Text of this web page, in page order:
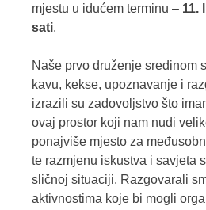
mjestu u idućem terminu – 11.
sati.
Naše prvo druženje sredinom
kavu, kekse, upoznavanje i
izrazili su zadovoljstvo što
ovaj prostor koji nam nudi
ponajviše mjesto za
te razmjenu iskustva i savjeta
sličnoj situaciji. Razgovarali
aktivnostima koje bi mogli